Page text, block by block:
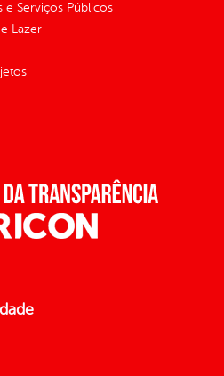
e Serviços Públicos
Lazer